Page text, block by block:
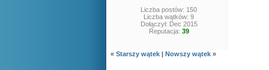
Liczba postów: 150
Liczba wątków: 9
Dołączył: Dec 2015
Reputacja: 39
« Starszy wątek | Nowszy wątek »